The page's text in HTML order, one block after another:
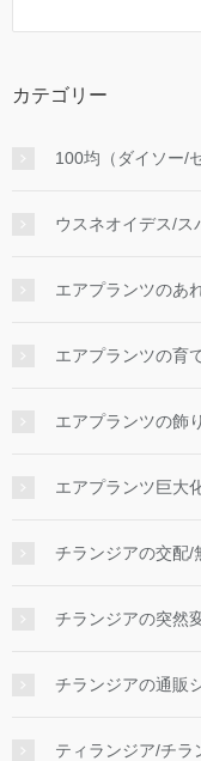
カテゴリー
100均（ダイソー/
ウスネオイデス/ス
エアプランツのあ
エアプランツの育
エアプランツの飾
エアプランツ巨大
チランジアの交配/
チランジアの突然
チランジアの通販
ティランジア/チラ